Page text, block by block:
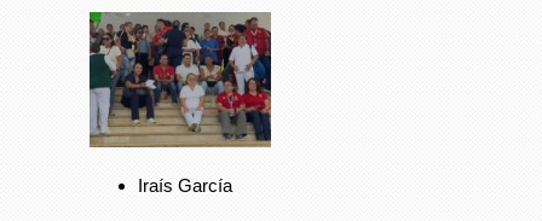
Iraís García